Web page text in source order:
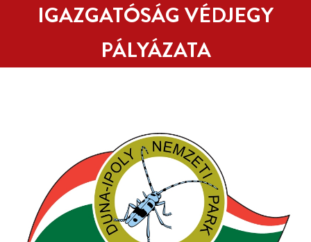
IGAZGATÓSÁG VÉDJEGY
PÁLYÁZATA